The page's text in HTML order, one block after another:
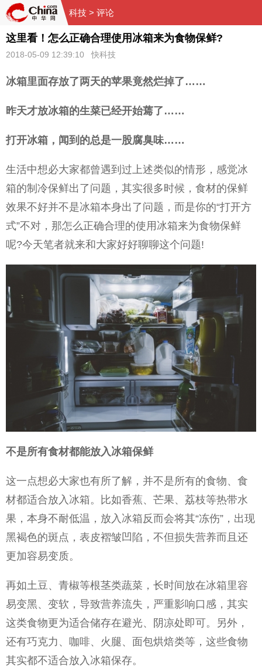
科技 > 评论
这里看！怎么正确合理使用冰箱来为食物保鲜?
2018-05-09 12:39:10 快科技
冰箱里面存放了两天的苹果竟然烂掉了……
昨天才放冰箱的生菜已经开始蔫了……
打开冰箱，闻到的总是一股腐臭味……
生活中想必大家都曾遇到过上述类似的情形，感觉冰
箱的制冷保鲜出了问题，其实很多时候，食材的保鲜
效果不好并不是冰箱本身出了问题，而是你的“打开方
式”不对，那怎么正确合理的使用冰箱来为食物保鲜
呢?今天笔者就来和大家好好聊聊这个问题!
不是所有食材都能放入冰箱保鲜
这一点想必大家也有所了解，并不是所有的食物、食
材都适合放入冰箱。比如香蕉、芒果、荔枝等热带水
果，本身不耐低温，放入冰箱反而会将其“冻伤”，出现
黑褐色的斑点，表皮褶皱凹陷，不但损失营养而且还
更加容易变质。
再如土豆、青椒等根茎类蔬菜，长时间放在冰箱里容
易变黑、变软，导致营养流失，严重影响口感，其实
这类食物更为适合储存在避光、阴凉处即可。另外，
还有巧克力、咖啡、火腿、面包烘焙类等，这些食物
其实都不适合放入冰箱保存。